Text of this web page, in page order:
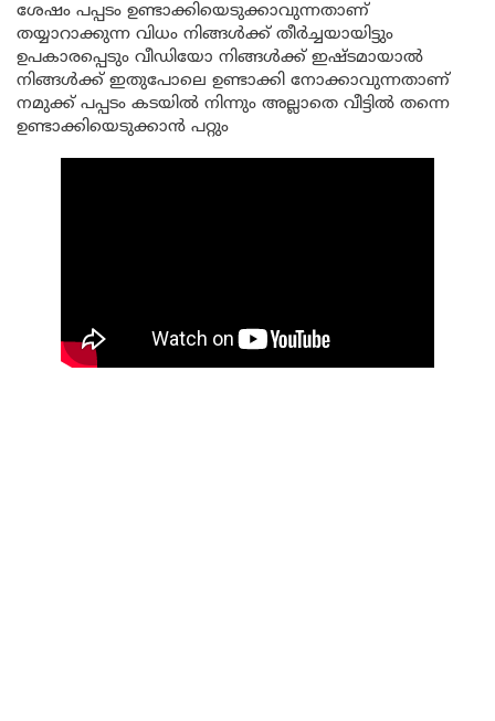
ശേഷം പപ്പടം ഉണ്ടാക്കിയെടുക്കാവുന്നതാണ്
തയ്യാറാക്കുന്ന വിധം നിങ്ങൾക്ക് തീർച്ചയായിട്ടും
ഉപകാരപ്പെടും വീഡിയോ നിങ്ങൾക്ക് ഇഷ്ടമായാൽ
നിങ്ങൾക്ക് ഇതുപോലെ ഉണ്ടാക്കി നോക്കാവുന്നതാണ്
നമുക്ക് പപ്പടം കടയിൽ നിന്നും അല്ലാതെ വീട്ടിൽ തന്നെ
ഉണ്ടാക്കിയെടുക്കാൻ പറ്റും